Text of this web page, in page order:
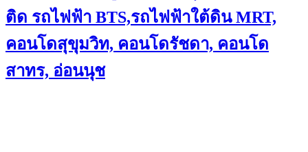
ติด รถไฟฟ้า BTS,รถไฟฟ้าใต้ดิน MRT,
คอนโดสุขุมวิท, คอนโดรัชดา, คอนโด
สาทร, อ่อนนุช